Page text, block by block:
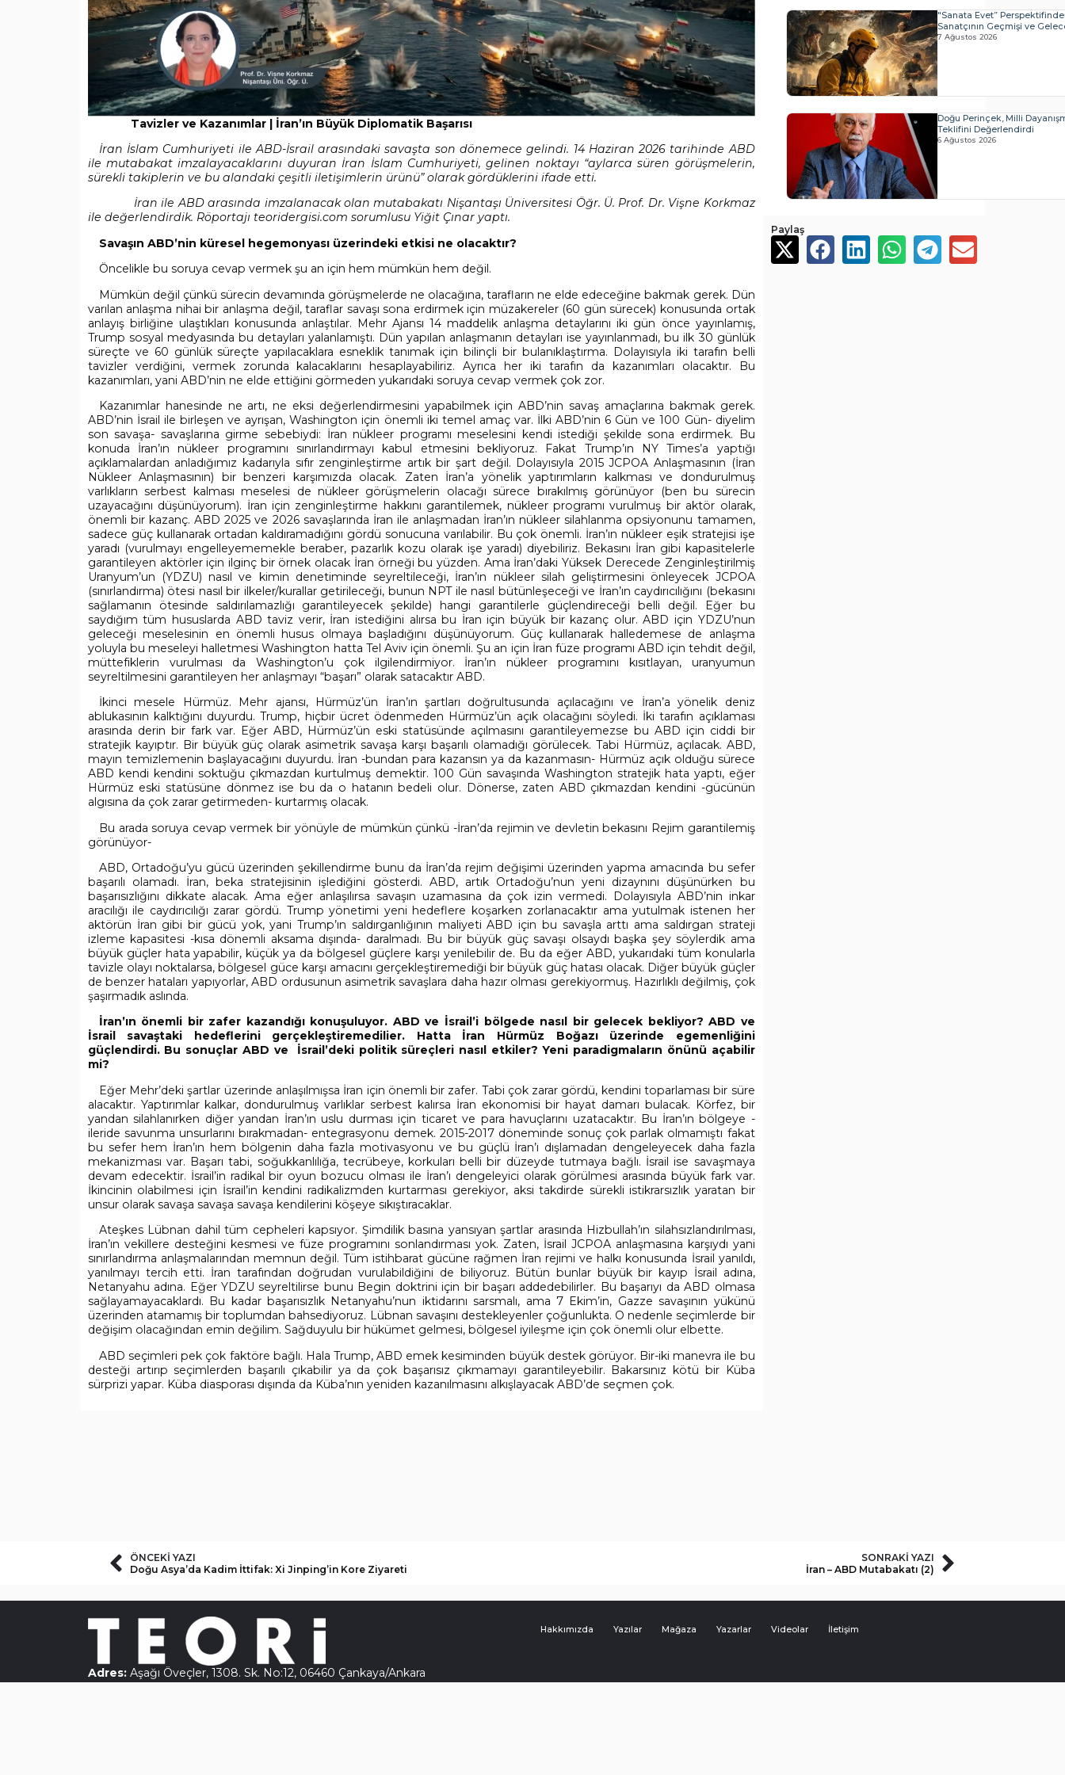
Tavizler ve Kazanımlar | İran’ın Büyük Diplomatik Başarısı
İran İslam Cumhuriyeti ile ABD-İsrail arasındaki savaşta son dönemece gelindi. 14 Haziran 2026 tarihinde ABD
ile mutabakat imzalayacaklarını duyuran İran İslam Cumhuriyeti, gelinen noktayı “aylarca süren görüşmelerin,
sürekli takiplerin ve bu alandaki çeşitli iletişimlerin ürünü” olarak gördüklerini ifade etti.
İran ile ABD arasında imzalanacak olan mutabakatı Nişantaşı Üniversitesi Öğr. Ü. Prof. Dr. Vişne Korkmaz
ile değerlendirdik. Röportajı teoridergisi.com sorumlusu Yiğit Çınar yaptı.
Savaşın ABD’nin küresel hegemonyası üzerindeki etkisi ne olacaktır?
Öncelikle bu soruya cevap vermek şu an için hem mümkün hem değil.
Mümkün değil çünkü sürecin devamında görüşmelerde ne olacağına, tarafların ne elde edeceğine bakmak gerek. Dün
varılan anlaşma nihai bir anlaşma değil, taraflar savaşı sona erdirmek için müzakereler (60 gün sürecek) konusunda ortak
anlayış birliğine ulaştıkları konusunda anlaştılar. Mehr Ajansı 14 maddelik anlaşma detaylarını iki gün önce yayınlamış,
Trump sosyal medyasında bu detayları yalanlamıştı. Dün yapılan anlaşmanın detayları ise yayınlanmadı, bu ilk 30 günlük
süreçte ve 60 günlük süreçte yapılacaklara esneklik tanımak için bilinçli bir bulanıklaştırma. Dolayısıyla iki tarafın belli
tavizler verdiğini, vermek zorunda kalacaklarını hesaplayabiliriz. Ayrıca her iki tarafın da kazanımları olacaktır. Bu
kazanımları, yani ABD’nin ne elde ettiğini görmeden yukarıdaki soruya cevap vermek çok zor.
Kazanımlar hanesinde ne artı, ne eksi değerlendirmesini yapabilmek için ABD’nin savaş amaçlarına bakmak gerek.
ABD’nin İsrail ile birleşen ve ayrışan, Washington için önemli iki temel amaç var. İlki ABD’nin 6 Gün ve 100 Gün- diyelim
son savaşa- savaşlarına girme sebebiydi: İran nükleer programı meselesini kendi istediği şekilde sona erdirmek. Bu
konuda İran’ın nükleer programını sınırlandırmayı kabul etmesini bekliyoruz. Fakat Trump’ın NY Times’a yaptığı
açıklamalardan anladığımız kadarıyla sıfır zenginleştirme artık bir şart değil. Dolayısıyla 2015 JCPOA Anlaşmasının (İran
Nükleer Anlaşmasının) bir benzeri karşımızda olacak. Zaten İran’a yönelik yaptırımların kalkması ve dondurulmuş
varlıkların serbest kalması meselesi de nükleer görüşmelerin olacağı sürece bırakılmış görünüyor (ben bu sürecin
uzayacağını düşünüyorum). İran için zenginleştirme hakkını garantilemek, nükleer programı vurulmuş bir aktör olarak,
önemli bir kazanç. ABD 2025 ve 2026 savaşlarında İran ile anlaşmadan İran’ın nükleer silahlanma opsiyonunu tamamen,
sadece güç kullanarak ortadan kaldıramadığını gördü sonucuna varılabilir. Bu çok önemli. İran’ın nükleer eşik stratejisi işe
yaradı (vurulmayı engelleyememekle beraber, pazarlık kozu olarak işe yaradı) diyebiliriz. Bekasını İran gibi kapasitelerle
garantileyen aktörler için ilginç bir örnek olacak İran örneği bu yüzden. Ama İran’daki Yüksek Derecede Zenginleştirilmiş
Uranyum’un (YDZU) nasıl ve kimin denetiminde seyreltileceği, İran’ın nükleer silah geliştirmesini önleyecek JCPOA
(sınırlandırma) ötesi nasıl bir ilkeler/kurallar getirileceği, bunun NPT ile nasıl bütünleşeceği ve İran’ın caydırıcılığını (bekasını
sağlamanın ötesinde saldırılamazlığı garantileyecek şekilde) hangi garantilerle güçlendireceği belli değil. Eğer bu
saydığım tüm hususlarda ABD taviz verir, İran istediğini alırsa bu İran için büyük bir kazanç olur. ABD için YDZU’nun
geleceği meselesinin en önemli husus olmaya başladığını düşünüyorum. Güç kullanarak halledemese de anlaşma
yoluyla bu meseleyi halletmesi Washington hatta Tel Aviv için önemli. Şu an için İran füze programı ABD için tehdit değil,
müttefiklerin vurulması da Washington’u çok ilgilendirmiyor. İran’ın nükleer programını kısıtlayan, uranyumun
seyreltilmesini garantileyen her anlaşmayı “başarı” olarak satacaktır ABD.
İkinci mesele Hürmüz. Mehr ajansı, Hürmüz’ün İran’ın şartları doğrultusunda açılacağını ve İran’a yönelik deniz
ablukasının kalktığını duyurdu. Trump, hiçbir ücret ödenmeden Hürmüz’ün açık olacağını söyledi. İki tarafın açıklaması
arasında derin bir fark var. Eğer ABD, Hürmüz’ün eski statüsünde açılmasını garantileyemezse bu ABD için ciddi bir
stratejik kayıptır. Bir büyük güç olarak asimetrik savaşa karşı başarılı olamadığı görülecek. Tabi Hürmüz, açılacak. ABD,
mayın temizlemenin başlayacağını duyurdu. İran -bundan para kazansın ya da kazanmasın- Hürmüz açık olduğu sürece
ABD kendi kendini soktuğu çıkmazdan kurtulmuş demektir. 100 Gün savaşında Washington stratejik hata yaptı, eğer
Hürmüz eski statüsüne dönmez ise bu da o hatanın bedeli olur. Dönerse, zaten ABD çıkmazdan kendini -gücünün
algısına da çok zarar getirmeden- kurtarmış olacak.
Bu arada soruya cevap vermek bir yönüyle de mümkün çünkü -İran’da rejimin ve devletin bekasını Rejim garantilemiş
görünüyor-
ABD, Ortadoğu’yu gücü üzerinden şekillendirme bunu da İran’da rejim değişimi üzerinden yapma amacında bu sefer
başarılı olamadı. İran, beka stratejisinin işlediğini gösterdi. ABD, artık Ortadoğu’nun yeni dizaynını düşünürken bu
başarısızlığını dikkate alacak. Ama eğer anlaşılırsa savaşın uzamasına da çok izin vermedi. Dolayısıyla ABD’nin inkar
aracılığı ile caydırıcılığı zarar gördü. Trump yönetimi yeni hedeflere koşarken zorlanacaktır ama yutulmak istenen her
aktörün İran gibi bir gücü yok, yani Trump’ın saldırganlığının maliyeti ABD için bu savaşla arttı ama saldırgan strateji
izleme kapasitesi -kısa dönemli aksama dışında- daralmadı. Bu bir büyük güç savaşı olsaydı başka şey söylerdik ama
büyük güçler hata yapabilir, küçük ya da bölgesel güçlere karşı yenilebilir de. Bu da eğer ABD, yukarıdaki tüm konularla
tavizle olayı noktalarsa, bölgesel güce karşı amacını gerçekleştiremediği bir büyük güç hatası olacak. Diğer büyük güçler
de benzer hataları yapıyorlar, ABD ordusunun asimetrik savaşlara daha hazır olması gerekiyormuş. Hazırlıklı değilmiş, çok
şaşırmadık aslında.
İran’ın önemli bir zafer kazandığı konuşuluyor. ABD ve İsrail’i bölgede nasıl bir gelecek bekliyor? ABD ve
İsrail savaştaki hedeflerini gerçekleştiremedilier. Hatta İran Hürmüz Boğazı üzerinde egemenliğini
güçlendirdi. Bu sonuçlar ABD ve İsrail’deki politik süreçleri nasıl etkiler? Yeni paradigmaların önünü açabilir
mi?
Eğer Mehr’deki şartlar üzerinde anlaşılmışsa İran için önemli bir zafer. Tabi çok zarar gördü, kendini toparlaması bir süre
alacaktır. Yaptırımlar kalkar, dondurulmuş varlıklar serbest kalırsa İran ekonomisi bir hayat damarı bulacak. Körfez, bir
yandan silahlanırken diğer yandan İran’ın uslu durması için ticaret ve para havuçlarını uzatacaktır. Bu İran’ın bölgeye -
ileride savunma unsurlarını bırakmadan- entegrasyonu demek. 2015-2017 döneminde sonuç çok parlak olmamıştı fakat
bu sefer hem İran’ın hem bölgenin daha fazla motivasyonu ve bu güçlü İran’ı dışlamadan dengeleyecek daha fazla
mekanizması var. Başarı tabi, soğukkanlılığa, tecrübeye, korkuları belli bir düzeyde tutmaya bağlı. İsrail ise savaşmaya
devam edecektir. İsrail’in radikal bir oyun bozucu olması ile İran’ı dengeleyici olarak görülmesi arasında büyük fark var.
İkincinin olabilmesi için İsrail’in kendini radikalizmden kurtarması gerekiyor, aksi takdirde sürekli istikrarsızlık yaratan bir
unsur olarak savaşa savaşa savaşa kendilerini köşeye sıkıştıracaklar.
Ateşkes Lübnan dahil tüm cepheleri kapsıyor. Şimdilik basına yansıyan şartlar arasında Hizbullah’ın silahsızlandırılması,
İran’ın vekillere desteğini kesmesi ve füze programını sonlandırması yok. Zaten, İsrail JCPOA anlaşmasına karşıydı yani
sınırlandırma anlaşmalarından memnun değil. Tüm istihbarat gücüne rağmen İran rejimi ve halkı konusunda İsrail yanıldı,
yanılmayı tercih etti. İran tarafından doğrudan vurulabildiğini de biliyoruz. Bütün bunlar büyük bir kayıp İsrail adına,
Netanyahu adına. Eğer YDZU seyreltilirse bunu Begin doktrini için bir başarı addedebilirler. Bu başarıyı da ABD olmasa
sağlayamayacaklardı. Bu kadar başarısızlık Netanyahu’nun iktidarını sarsmalı, ama 7 Ekim’in, Gazze savaşının yükünü
üzerinden atamamış bir toplumdan bahsediyoruz. Lübnan savaşını destekleyenler çoğunlukta. O nedenle seçimlerde bir
değişim olacağından emin değilim. Sağduyulu bir hükümet gelmesi, bölgesel iyileşme için çok önemli olur elbette.
ABD seçimleri pek çok faktöre bağlı. Hala Trump, ABD emek kesiminden büyük destek görüyor. Bir-iki manevra ile bu
desteği artırıp seçimlerden başarılı çıkabilir ya da çok başarısız çıkmamayı garantileyebilir. Bakarsınız kötü bir Küba
sürprizi yapar. Küba diasporası dışında da Küba’nın yeniden kazanılmasını alkışlayacak ABD’de seçmen çok.
"Sanata Evet”
Sanatçının Geçmişi ve
7 Ağustos 2026
Doğu Perinçek, Milli
Teklifini Değerlendirdi
6 Ağustos 2026
Paylaş
ÖNCEKI YAZI
Doğu Asya’da Kadim İttifak: Xi Jinping’in Kore Ziyareti
SONRAKI YAZI
İran – ABD Mutabakatı (2)
Adres:Aşağı Öveçler, 1308. Sk. No:12, 06460 Çankaya/Ankara
Telefon: 0(312) 431 40 31–0 554 361 21 73
Hakkımızda Yazılar Mağaza Yazarlar Videolar İletişim